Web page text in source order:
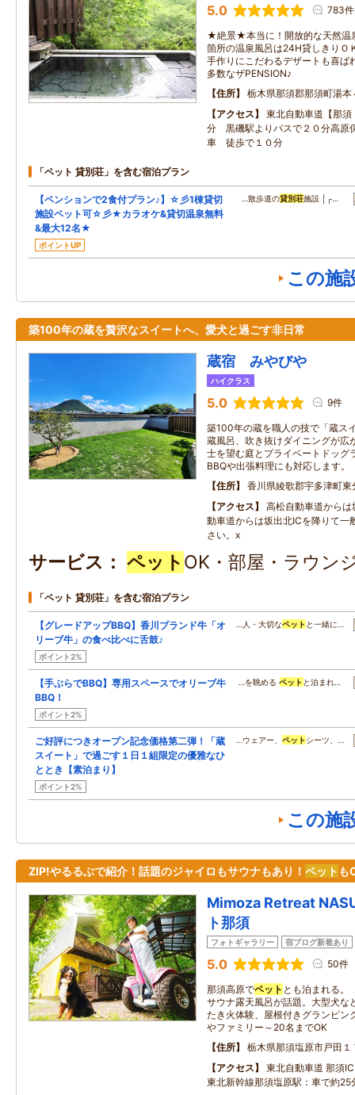
5.0 783件
★絶景★本当に！開放的な天然温
箇所の温泉風呂は24H貸しきりＯ
手作りにこだわるデザートも喜ば
多数なザPENSION♪
住所
栃木県那須郡那須町湯本
アクセス
東北自動車道【那
分 黒磯駅よりバスで２０分高原
車 徒歩で１０分
「ペット 貸別荘」を含む宿泊プラン
【ペンションで2食付プラン♪】☆彡1棟貸切
施設ペット可☆彡★カラオケ&貸切温泉無料
&最大12名★
ポイントUP
…散歩道の貸別荘施設 │┌…
この施
築100年の蔵を贅沢なスイートへ、愛犬と過ごす非日常
蔵宿 みやびや
ハイクラス
5.0 9件
築100年の蔵を職人の技で「蔵ス
蔵風呂、吹き抜けダイニングが広
士を望む庭とプライベートドッグ
BBQや出張料理にも対応します。
住所
香川県綾歌郡宇多津町東
アクセス
高松自動車道から
動車道からは坂出北ICを降りて一
さい。x
サービス ペット OK・部屋・ラウン
「ペット 貸別荘」を含む宿泊プラン
【グレードアップBBQ】香川ブランド牛「オ
リーブ牛」の食べ比べに舌鼓♪
ポイント2%
…人・大切なペット と一緒に…
【手ぶらでBBQ】専用スペースでオリーブ牛
BBQ！
ポイント2%
…を眺めるペット と泊まれ…
ご好評につきオープン記念価格第二弾！「蔵
スイート」で過ごす１日１組限定の優雅なひ
ととき【素泊まり】
ポイント2%
…ウェアー、 ペット シーツ、…
この施
ZIP!やるるぶで紹介！話題のジャイロもサウナもあり！ ペット も
Mimoza Retreat
ト那須
フォトギャラリー 宿ブログ新着あり
5.0 50件
那須高原でペット とも泊まれる。
サウナ露天風呂が話題。大型犬な
たき火体験、屋根付きグランピン
やファミリー～20名までOK
住所
栃木県那須塩原市戸田１
アクセス
東北自動車道 那須
東北新幹線那須塩原駅：車で約25